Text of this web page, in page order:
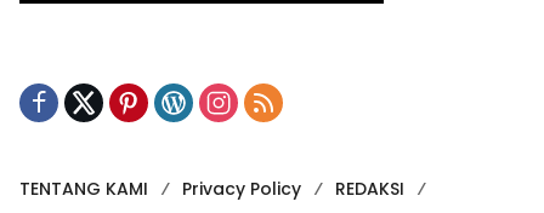
TENTANG KAMI Privacy Policy
REDAKSI